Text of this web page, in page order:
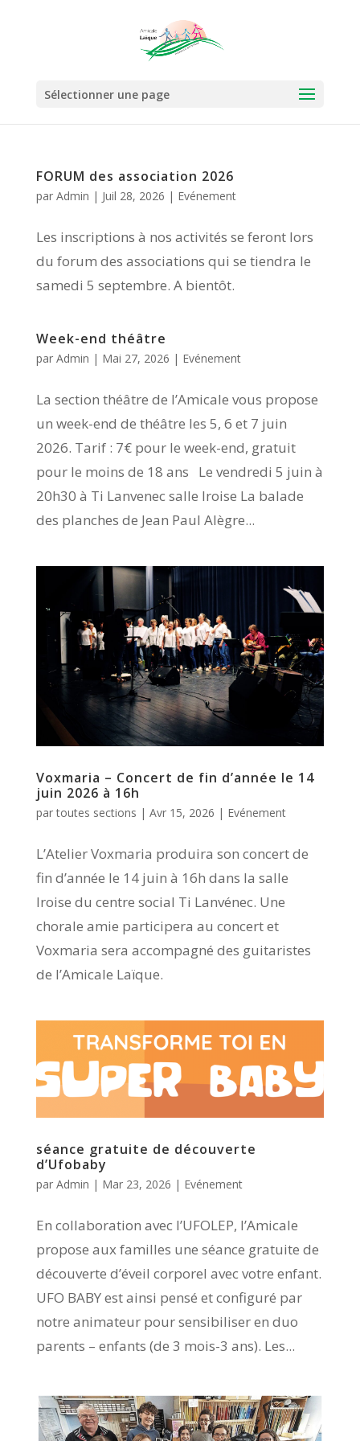
Sélectionner une page
FORUM des association 2026
par Admin | Juil 28, 2026 | Evénement
Les inscriptions à nos activités se feront lors
du forum des associations qui se tiendra le
samedi 5 septembre. A bientôt.
Week-end théâtre
par Admin | Mai 27, 2026 | Evénement
La section théâtre de l’Amicale vous propose
un week-end de théâtre les 5, 6 et 7 juin
2026. Tarif : 7€ pour le week-end, gratuit
pour le moins de 18 ans Le vendredi 5 juin à
20h30 à Ti Lanvenec salle Iroise La balade
des planches de Jean Paul Alègre...
Voxmaria – Concert de fin d’année le 14
juin 2026 à 16h
partoutes sections | Avr 15, 2026 | Evénement
L’Atelier Voxmaria produira son concert de
fin d’année le 14 juin à 16h dans la salle
Iroise du centre social Ti Lanvénec. Une
chorale amie participera au concert et
Voxmaria sera accompagné des guitaristes
de l’Amicale Laïque.
séance gratuite de découverte
d’Ufobaby
par Admin | Mar 23, 2026 | Evénement
En collaboration avec l’UFOLEP, l’Amicale
propose aux familles une séance gratuite de
découverte d’éveil corporel avec votre enfant.
UFO BABY est ainsi pensé et configuré par
notre animateur pour sensibiliser en duo
parents – enfants (de 3 mois-3 ans). Les...